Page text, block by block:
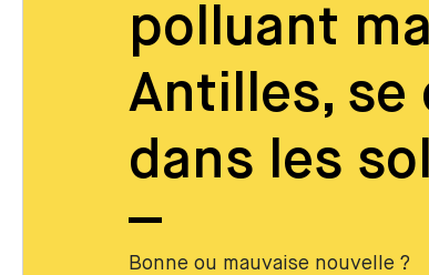
polluant
Antilles, se
dans les
Bonne ou mauvaise nouvelle ?